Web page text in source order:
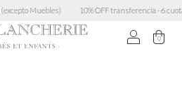
transferencia · 6 cuotas sin interés > $450.000 ·
0